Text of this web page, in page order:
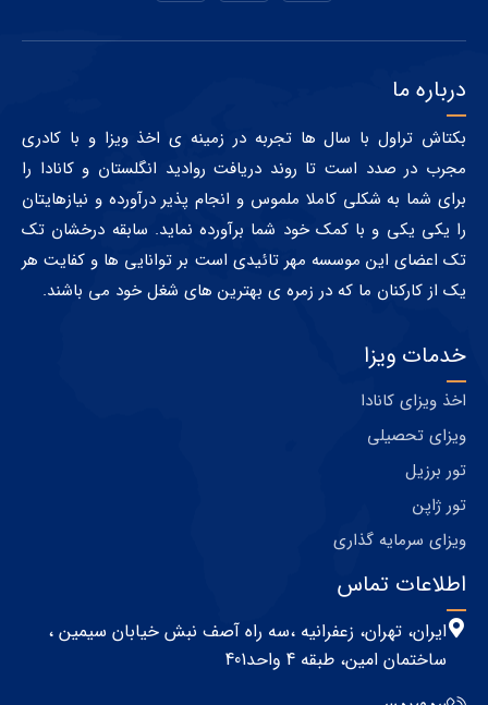
درباره ما
بکتاش تراول با سال ها تجربه در زمینه ی اخذ ویزا و با کادری
مجرب در صدد است تا روند دریافت روادید انگلستان و کانادا را
برای شما به شکلی کاملا ملموس و انجام پذیر درآورده و نیازهایتان
را یکی یکی و با کمک خود شما برآورده نماید. سابقه درخشان تک
تک اعضای این موسسه مهر تائیدی است بر توانایی ها و کفایت هر
یک از کارکنان ما که در زمره ی بهترین های شغل خود می باشند.
خدمات ویزا
اخذ ویزای کانادا
ویزای تحصیلی
تور برزیل
تور ژاپن
ویزای سرمایه گذاری
اطلاعات تماس
ایران، تهران، زعفرانیه ،سه راه آصف نبش خیابان سیمین ،
ساختمان امین، طبقه 4 واحد401